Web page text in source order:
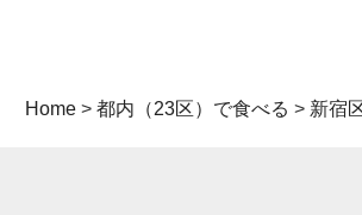
Home > 都内（23区）で食べる > 新宿